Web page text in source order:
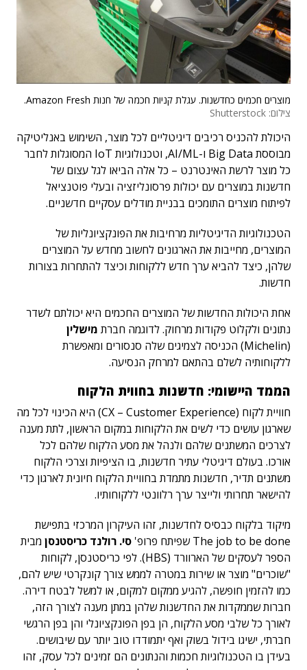
מוצרים חכמים כחדשנות. עגלת קניות חכמה של חנות Amazon Fresh.
צילום: Shutterstock
היכולת להכניס רכיבים דיגיטליים לכל מוצר, השימוש באנליטיקה
מבוססת Big Data ו-AI/ML, וטכנולוגיות IoT המסוגלות לחבר
כל מוצר לרשת האינטרנט – כל אלה הביאו לגל עצום של
חדשנות במוצרים עם יכולות פרסונליזציה ובעלי פוטנציאל
לפיתוח מוצרים התומכים בבניית מודלים עסקיים חדשניים.
הטכנולוגיות הדיגיטליות מרחיבות את הפונקציונליות של
המוצרים, מחייבות את הארגונים לחשוב מחדש על המוצרים
שלהן, כיצד להביא ערך חדש ללקוחות וכיצד להתחרות בצורות
חדשות.
אחת היכולות החדשות של המוצרים החכמים היא יכולתם לשדר
נתונים ולקלוט פקודות מרחוק. לדוגמה חברת מישלין
(Michelin) הכניסה לצמיגים שלה סנסורים ומאפשרת
ללקוחותיה לשלם בהתאם למרחק הנסיעה.
הממד היישומי: חדשנות בחווית הלקוח
חוויית לקוח (CX – Customer Experience) היא הכינוי לכל מה
שארגון עושים כדי לשים את הלקוחות במקום הראשון, לתת מענה
לצרכים המשתנים שלהם ולנהל את מסע הלקוח שלהם לכל
אורכו. בעולם דיגיטלי עתיר חדשנות, בו הציפיות וצרכי הלקוח
משתנים תדיר, חדשנות מתמדת בחוויית הלקוח חיונית לארגון כדי
להישאר תחרותי ולייצר ערך רלוונטי ללקוחותיו.
מיקוד בלקוח כבסיס לחדשנות, זהו העיקרון המרכזי בתפישת
The job to be done שפיתח פרופ'
סי. רולנד כריסטנסן מבית
הספר לעסקים של הארוורד (HBS). לפי כריסטנסן, לקוחות
"שוכרים" מוצר או שירות במטרה לממש צורך קונקרטי שיש להם,
כמו להזמין חופשה, להגיע ממקום למקום, או למשל לבטח דירה.
חברות שממקדות את החדשנות שלהן במתן מענה לצורך הזה,
לאורך כל שלבי מסע הלקוח, הן בפן הפונקציונלי והן בפן הרגשי
חברתי, ישיגו בידול בשוק ואף יתמודדו טוב יותר עם שיבושים.
בעידן בו הטכנולוגיות חכמות והנתונים הם זמינים לכל עסק, זהו